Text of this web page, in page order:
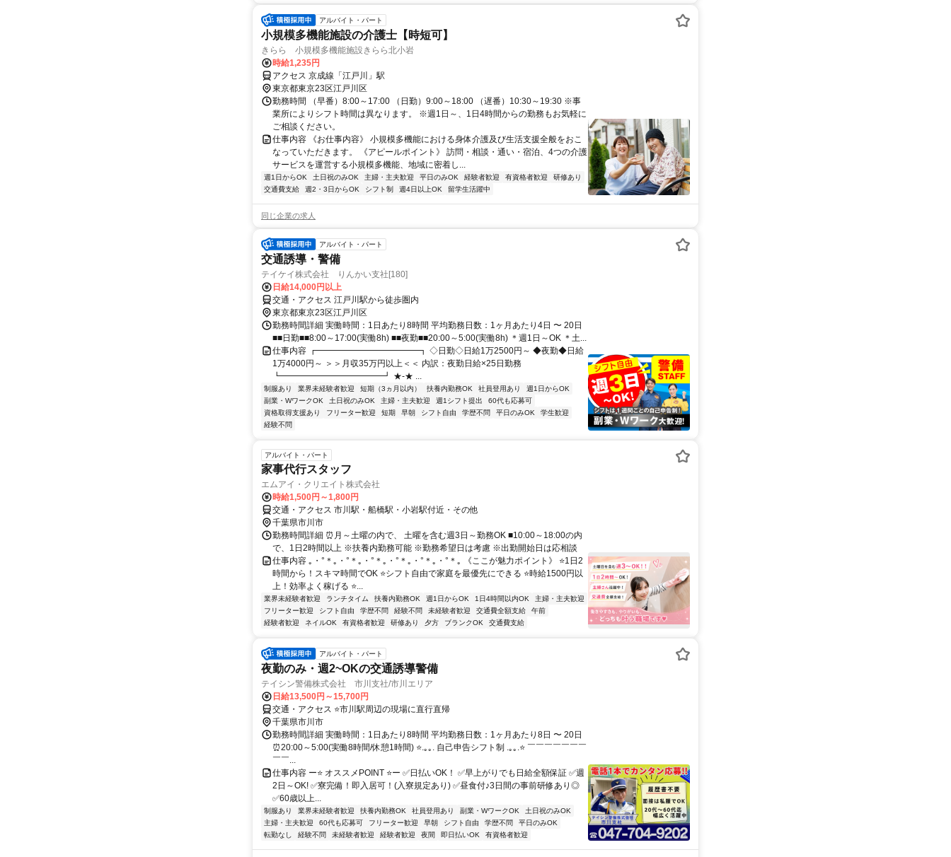
アルバイト・パート
小規模多機能施設の介護士【時短可】
きらら 小規模多機能施設きらら北小岩
時給1,235円
アクセス 京成線「江戸川」駅
東京都東京23区江戸川区
勤務時間 （早番）8:00～17:00 （日勤）9:00～18:00 （遅番）10:30～19:30 ※事
業所によりシフト時間は異なります。 ※週1日～、1日4時間からの勤務もお気軽に
ご相談ください。
仕事内容 《お仕事内容》 小規模多機能における身体介護及び生活支援全般をおこ
なっていただきます。 《アピールポイント》 訪問・相談・通い・宿泊、4つの介護
サービスを運営する小規模多機能、地域に密着し...
週1日からOK 土日祝のみOK 主婦・主夫歓迎 平日のみOK 経験者歓迎 有資格者歓迎
研修あり
交通費支給
週2・3日からOK シフト制 週4日以上OK 留学生活躍中
同じ企業の求人
アルバイト・パート
交通誘導・警備
テイケイ株式会社 りんかい支社[180]
日給14,000円以上
交通・アクセス 江戸川駅から徒歩圏内
東京都東京23区江戸川区
勤務時間詳細 実働時間：1日あたり8時間 平均勤務日数：1ヶ月あたり4日 〜 20日
■■日勤■■8:00～17:00(実働8h) ■■夜勤■■20:00～5:00(実働8h) ＊週1日～OK ＊土...
仕事内容 ┏━━━━━━━━━━━━┓ ◇日勤◇日給1万2500円～ ◆夜勤◆日給
1万4000円～ ＞＞月収35万円以上＜＜ 内訳：夜勤日給×25日勤務
┗━━━━━━━━━━━━┛ ★-★ ...
制服あり 業界未経験者歓迎 短期（3ヵ月以内） 扶養内勤務OK 社員登用あり
週1日からOK
副業・WワークOK
土日祝のみOK 主婦・主夫歓迎 週1シフト提出
60代も応募可
資格取得支援あり
フリーター歓迎 短期 早朝 シフト自由 学歴不問 平日のみOK
学生歓迎
経験不問
アルバイト・パート
家事代行スタッフ
エムアイ・クリエイト株式会社
時給1,500円～1,800円
交通・アクセス 市川駅・船橋駅・小岩駅付近・その他
千葉県市川市
勤務時間詳細 ⏰月～土曜の内で、 土曜を含む週3日～勤務OK ■10:00～18:00の内
で、1日2時間以上 ※扶養内勤務可能 ※勤務希望日は考慮 ※出勤開始日は応相談
仕事内容 ｡・°＊｡・°＊｡・°＊｡・°＊｡・°＊｡・°＊｡ 《ここが魅力ポイント》 ⭐1日2
時間から！スキマ時間でOK ⭐シフト自由で家庭を最優先にできる ⭐時給1500円以
上！効率よく稼げる ⭐...
業界未経験者歓迎 ランチタイム 扶養内勤務OK 週1日からOK 1日4時間以内OK
主婦・主夫歓迎
フリーター歓迎
シフト自由 学歴不問 経験不問 未経験者歓迎 交通費全額支給
午前
経験者歓迎
ネイルOK 有資格者歓迎 研修あり 夕方 ブランクOK 交通費支給
アルバイト・パート
夜勤のみ・週2~OKの交通誘導警備
テイシン警備株式会社 市川支社/市川エリア
日給13,500円～15,700円
交通・アクセス ⭐市川駅周辺の現場に直行直帰
千葉県市川市
勤務時間詳細 実働時間：1日あたり8時間 平均勤務日数：1ヶ月あたり8日 〜 20日
⏰20:00～5:00(実働8時間/休憩1時間) ⭐.｡｡. 自己申告シフト制 .｡｡.⭐ ￣￣￣￣￣￣￣
￣￣...
仕事内容 ー⭐ オススメPOINT ⭐ー ✅日払いOK！ ✅早上がりでも日給全額保証 ✅週
2日～OK! ✅寮完備！即入居可！(入寮規定あり) ✅昼食付♪3日間の事前研修あり◎
✅60歳以上...
制服あり 業界未経験者歓迎 扶養内勤務OK 社員登用あり 副業・WワークOK
土日祝のみOK
主婦・主夫歓迎
60代も応募可 フリーター歓迎 早朝 シフト自由 学歴不問
平日のみOK
転勤なし
経験不問 未経験者歓迎 経験者歓迎 夜間 即日払いOK 有資格者歓迎